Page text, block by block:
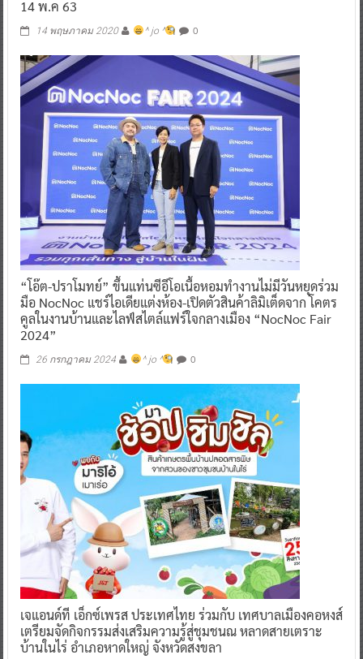
14 พ.ค 63
14 พฤษภาคม 2020 ^ jo ^ 0
“โอ๊ต-ปราโมทย์” ขึ้นแท่นซีอีโอเนื้อหอมทำงานไม่มีวันหยุดร่วม
มือ NocNoc แชร์ไอเดียแต่งห้อง-เปิดตัวสินค้าลิมิเต็ดจาก โคตร
คูลในงานบ้านและไลฟ์สไตล์แฟร์ใจกลางเมือง “NocNoc Fair
2024”
26 กรกฎาคม 2024 ^ jo ^ 0
เจแอนด์ที เอ็กซ์เพรส ประเทศไทย ร่วมกับ เทศบาลเมืองคอหงส์
เตรียมจัดกิจกรรมส่งเสริมความรู้สู่ชุมชนณ หลาดสายเตราะ
บ้านในไร่ อำเภอหาดใหญ่ จังหวัดสงขลา